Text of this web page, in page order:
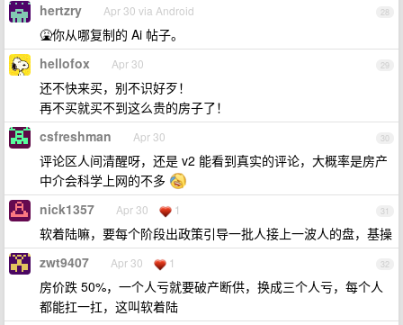
28
hertzry Apr 30 via Android
🤮你从哪复制的 Ai 帖子。
29
hellofox Apr 30
还不快来买，别不识好歹！
再不买就买不到这么贵的房子了！
30
csfreshman Apr 30
评论区人间清醒呀，还是 v2 能看到真实的评论，大概率是房产
中介会科学上网的不多
31
nick1357 Apr 30 1
软着陆嘛，要每个阶段出政策引导一批人接上一波人的盘，基操
32
zwt9407 Apr 30 1
房价跌 50%，一个人亏就要破产断供，换成三个人亏，每个人
都能扛一扛，这叫软着陆